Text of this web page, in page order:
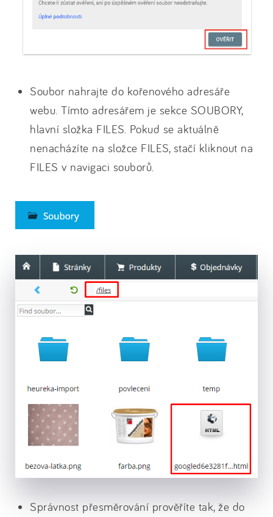
Soubor nahrajte do kořenového adresáře
webu. Tímto adresářem je sekce SOUBORY,
hlavní složka FILES. Pokud se aktuálně
nenacházíte na složce FILES, stačí kliknout na
FILES v navigaci souborů.
Správnost přesměrování prověříte tak, že do